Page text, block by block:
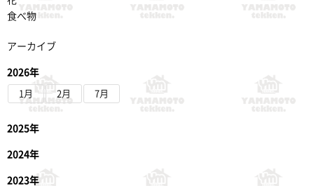
食べ物
アーカイブ
2026年
1月 2月 7月
2025年
2024年
2023年